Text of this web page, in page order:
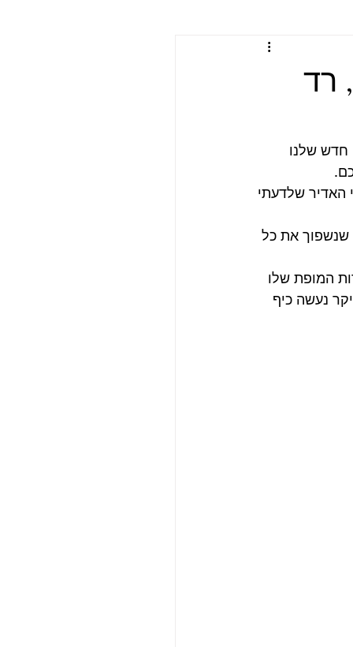
Anthology
רד
חדש שלנו
שלדעתי
שגרמו לפרק להתארך ב 10 דקות כדי שנשפוך את כל
המופת שלו
נעשה כיף